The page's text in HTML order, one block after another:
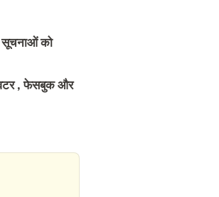
सूचनाओं को
, फेसबुक और